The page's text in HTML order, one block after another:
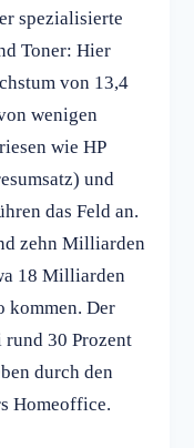
spezialisierte
Toner: Hier
von 13,4
wenigen
wie HP
und
das Feld an.
zehn Milliarden
18 Milliarden
kommen. Der
30 Prozent
durch den
Homeoffice.